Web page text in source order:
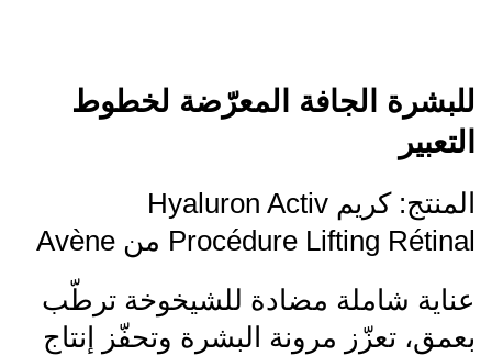
للبشرة الجافة المعرّضة لخطوط
التعبير
المنتج: كريم Hyaluron Activ
Procédure Lifting Rétinal من Avène
عناية شاملة مضادة للشيخوخة ترطّب
بعمق، تعزّز مرونة البشرة وتحفّز إنتاج